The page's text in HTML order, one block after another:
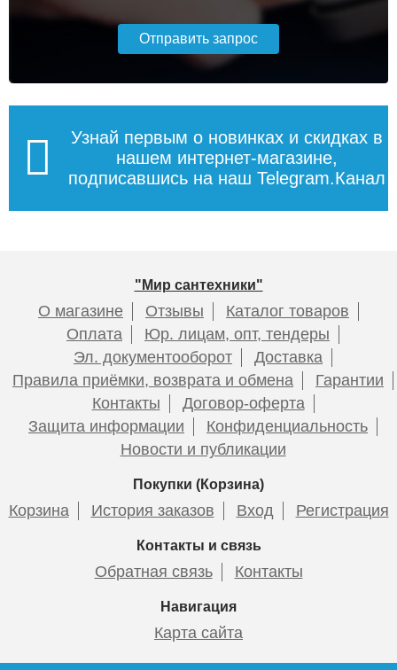
Узнай первым о новинках и скидках в
нашем интернет-магазине,
подписавшись на наш Telegram.Канал
"Мир сантехники"
О магазине Отзывы
Каталог товаров
Оплата
Юр. лицам, опт, тендеры
Эл. документооборот
Доставка
Правила приёмки, возврата и обмена
Гарантии
Контакты
Договор-оферта
Защита информации
Конфиденциальность
Новости и публикации
Покупки (Корзина)
Корзина История заказов Вход Регистрация
Контакты и связь
Обратная связь Контакты
Навигация
Карта сайта